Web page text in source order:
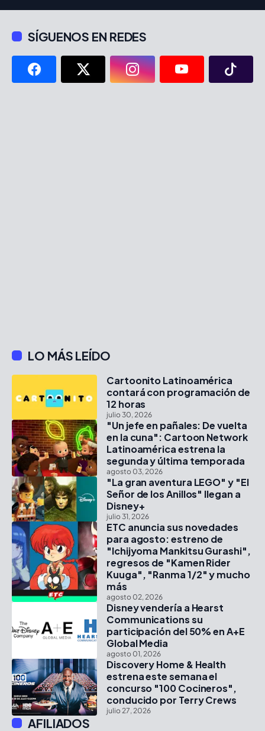
SÍGUENOS EN REDES
LO MÁS LEÍDO
Cartoonito Latinoamérica
contará con programación de
12 horas
julio 30, 2026
"Un jefe en pañales: De vuelta
en la cuna": Cartoon Network
Latinoamérica estrena la
segunda y última temporada
agosto 03, 2026
"La gran aventura LEGO" y "El
Señor de los Anillos" llegan a
Disney+
julio 31, 2026
ETC anuncia sus novedades
para agosto: estreno de
"Ichijyoma Mankitsu Gurashi",
regresos de "Kamen Rider
Kuuga", "Ranma 1/2" y mucho
más
agosto 02, 2026
Disney vendería a Hearst
Communications su
participación del 50% en A+E
Global Media
agosto 01, 2026
Discovery Home & Health
estrena este semana el
concurso "100 Cocineros",
conducido por Terry Crews
julio 27, 2026
AFILIADOS